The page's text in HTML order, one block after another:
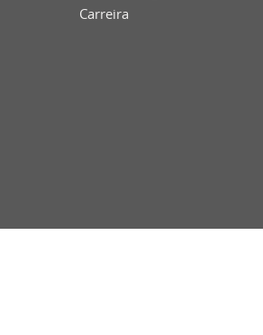
Carreira